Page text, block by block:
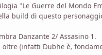
"Le Guerre del Mondo
build di questo
Danzante 2/ Assasino 1.
(infatti Dubhe è,